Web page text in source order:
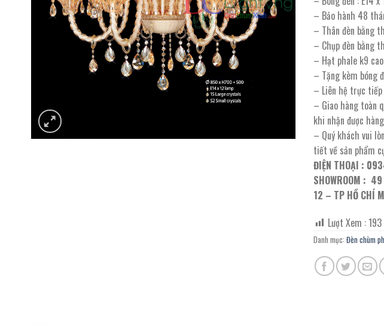
– Bảo hành 48
– Thân đèn bằng
– Chụp đèn bằng
– Hạt phale k9
– Tặng kèm bóng
– Liên hệ trực
– Giao hàng toàn
khi nhận được hàng
– Quý khách vui
tiết về sản phẩm
ĐIỆN THOẠI :
SHOWROOM :
12 – TP HỒ CHÍ
Lượt Xem :193
Danh mục: Đèn chùm